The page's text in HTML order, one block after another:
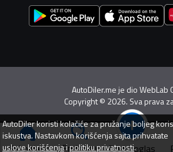
Svi oglasi Pretraga Dodaj oglas
AutoDiler.me je dioWebLab
Copyright© 2026. Sva prava
AutoDilerkoristi kolačiće za pružanje boljeg
iskustva. Nastavkom korišćenja sajta prihvatate
uslove korišćenjaipolitiku privatnosti.